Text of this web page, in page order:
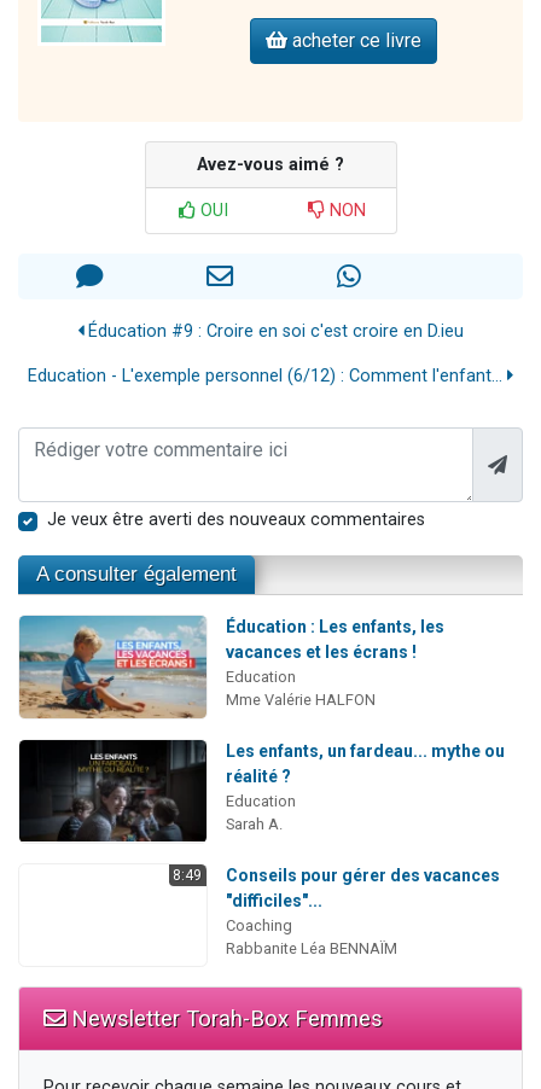
acheter ce livre
Avez-vous aimé ?
OUI NON
Éducation #9 : Croire en soi c'est croire en D.ieu
Education - L'exemple personnel (6/12) : Comment l'enfant...
Je veux être averti des nouveaux commentaires
A consulter également
Éducation : Les enfants, les
vacances et les écrans !
Education
Mme Valérie HALFON
Les enfants, un fardeau... mythe ou
réalité ?
Education
Sarah A.
8:49
Conseils pour gérer des vacances
"difficiles"...
Coaching
Rabbanite Léa BENNAÏM
Newsletter Torah-Box Femmes